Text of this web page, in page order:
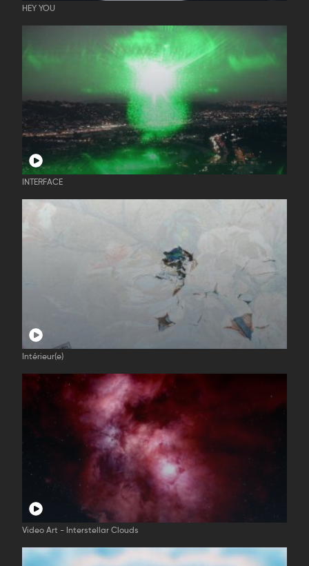
HEY YOU
INTERFACE
Intérieur(e)
Video Art - Interstellar Clouds